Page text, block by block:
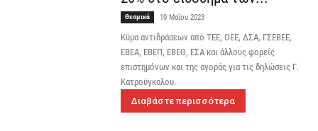
Θεσμικά 19 Μαΐου 2023
Κύμα αντιδράσεων από ΤΕΕ, ΟΕΕ, ΔΣΑ, ΓΣΕΒΕΕ,
ΕΒΕΑ, ΕΒΕΠ, ΕΒΕΘ, ΕΣΑ και άλλους φορείς
επιστημόνων και της αγοράς για τις δηλώσεις Γ.
Κατρούγκαλου.
Διαβάστε περισσότερα